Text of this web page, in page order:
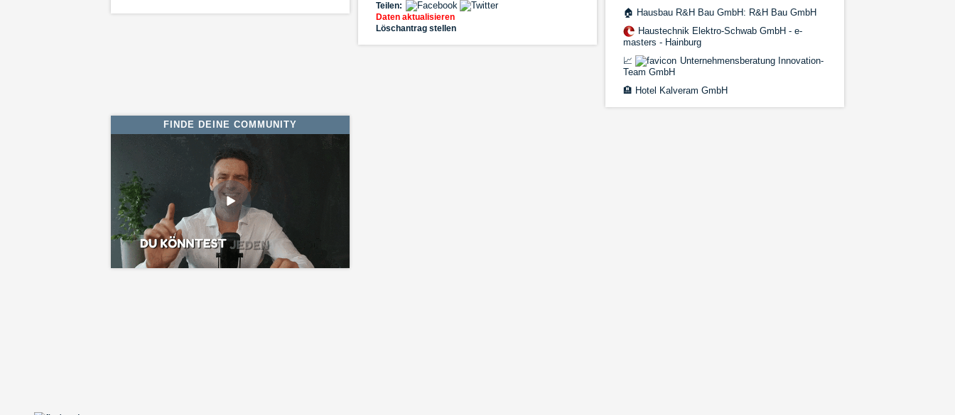
Teilen:
Daten aktualisieren
Löschantrag stellen
🏠 Hausbau R&H Bau GmbH: R&H Bau GmbH
Haustechnik Elektro-Schwab GmbH - e-
masters - Hainburg
📈
Unternehmensberatung Innovation-
Team GmbH
🏨 Hotel Kalveram GmbH
FINDE DEINE COMMUNITY